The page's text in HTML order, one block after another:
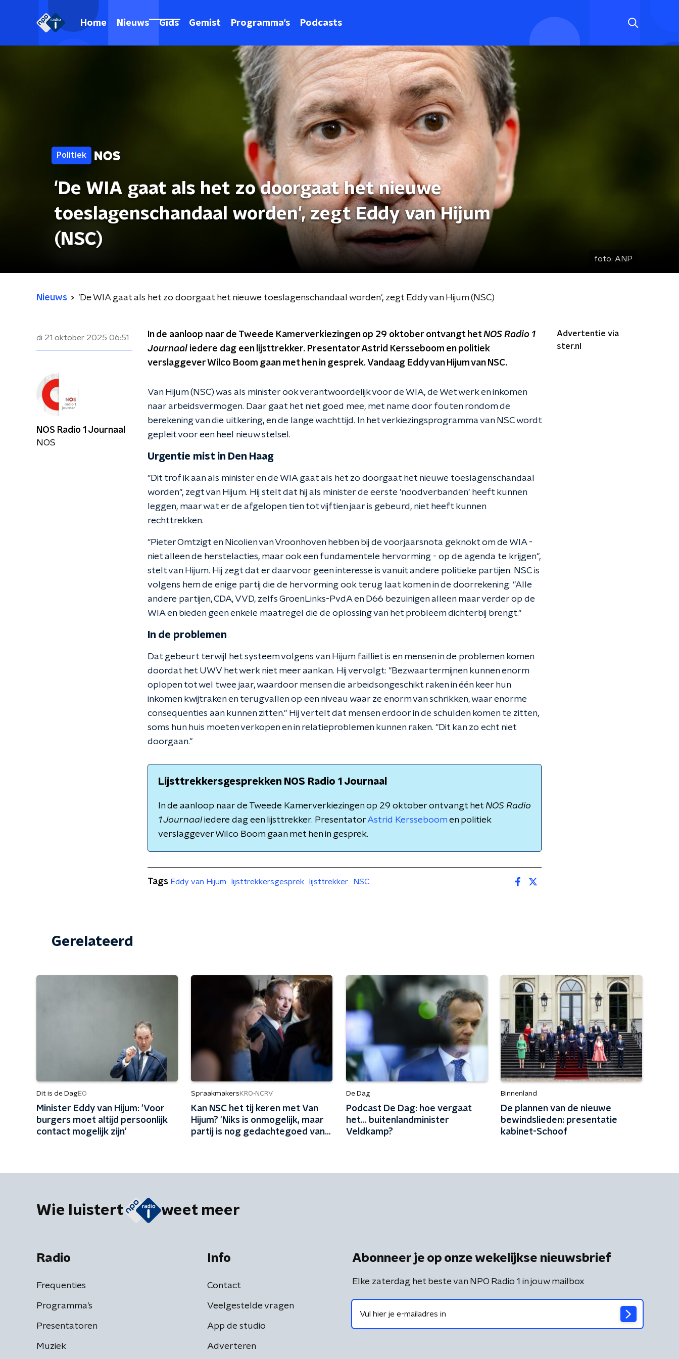
Home Nieuws Gids Gemist Programma's Podcasts
Politiek
'De WIA gaat als het zo doorgaat het nieuwe
toeslagenschandaal worden', zegt Eddy van Hijum
(NSC)
foto: ANP
Nieuws 'De WIA gaat als het zo doorgaat het nieuwe toeslagenschandaal worden', zegt Eddy van Hijum (NSC)
di 21 oktober 2025 06:51 In de aanloop naar de Tweede Kamerverkiezingen op 29 oktober ontvangt hetNOS Radio 1
Journaal iedere dag een lijsttrekker. Presentator Astrid Kersseboom en politiek
verslaggever Wilco Boom gaan met hen in gesprek. Vandaag Eddy van Hijum van NSC.
Van Hijum (NSC) was als minister ook verantwoordelijk voor de WIA, de Wet werk en inkomen
naar arbeidsvermogen. Daar gaat het niet goed mee, met name door fouten rondom de
berekening van die uitkering, en de lange wachttijd. In het verkiezingsprogramma van NSC wordt
gepleit voor een heel nieuw stelsel.
Urgentie mist in Den Haag
"Dit trof ik aan als minister en de WIA gaat als het zo doorgaat het nieuwe toeslagenschandaal
worden", zegt van Hijum. Hij stelt dat hij als minister de eerste 'noodverbanden' heeft kunnen
leggen, maar wat er de afgelopen tien tot vijftien jaar is gebeurd, niet heeft kunnen
rechttrekken.
"Pieter Omtzigt en Nicolien van Vroonhoven hebben bij de voorjaarsnota geknokt om de WIA -
niet alleen de herstelacties, maar ook een fundamentele hervorming - op de agenda te krijgen",
stelt van Hijum. Hij zegt dat er daarvoor geen interesse is vanuit andere politieke partijen. NSC is
volgens hem de enige partij die de hervorming ook terug laat komen in de doorrekening: "Alle
andere partijen, CDA, VVD, zelfs GroenLinks-PvdA en D66 bezuinigen alleen maar verder op de
WIA en bieden geen enkele maatregel die de oplossing van het probleem dichterbij brengt."
In de problemen
Dat gebeurt terwijl het systeem volgens van Hijum failliet is en mensen in de problemen komen
doordat het UWV het werk niet meer aankan. Hij vervolgt: "Bezwaartermijnen kunnen enorm
oplopen tot wel twee jaar, waardoor mensen die arbeidsongeschikt raken in één keer hun
inkomen kwijtraken en terugvallen op een niveau waar ze enorm van schrikken, waar enorme
consequenties aan kunnen zitten." Hij vertelt dat mensen erdoor in de schulden komen te zitten,
soms hun huis moeten verkopen en in relatieproblemen kunnen raken. "Dit kan zo echt niet
doorgaan."
Lijsttrekkersgesprekken NOS Radio 1 Journaal
In de aanloop naar de Tweede Kamerverkiezingen op 29 oktober ontvangt het NOS Radio
1 Journaaliedere dag een lijsttrekker. PresentatorAstrid Kersseboom en politiek
verslaggever Wilco Boom gaan met hen in gesprek.
Advertentie via
ster.nl
NOS Radio 1 Journaal
NOS
Tags Eddy van Hijum lijsttrekkersgesprek lijsttrekker NSC
Gerelateerd
Dit is de DagEO
Minister Eddy van Hijum: 'Voor
burgers moet altijd persoonlijk
contact mogelijk zijn'
Spraakmakers KRO-NCRV
Kan NSC het tij keren met Van
Hijum? 'Niks is onmogelijk, maar
partij is nog gedachtegoed van
De Dag
Podcast De Dag: hoe vergaat
het... buitenlandminister
Veldkamp?
Binnenland
De plannen van de nieuwe
bewindslieden: presentatie
kabinet-Schoof
Wie luistert weet meer
Radio
Frequenties
Programma's
Presentatoren
Muziek
Info
Contact
Veelgestelde vragen
App de studio
Adverteren
Abonneer je op onze wekelijkse nieuwsbrief
Elke zaterdag het beste van NPO Radio 1 in jouw mailbox